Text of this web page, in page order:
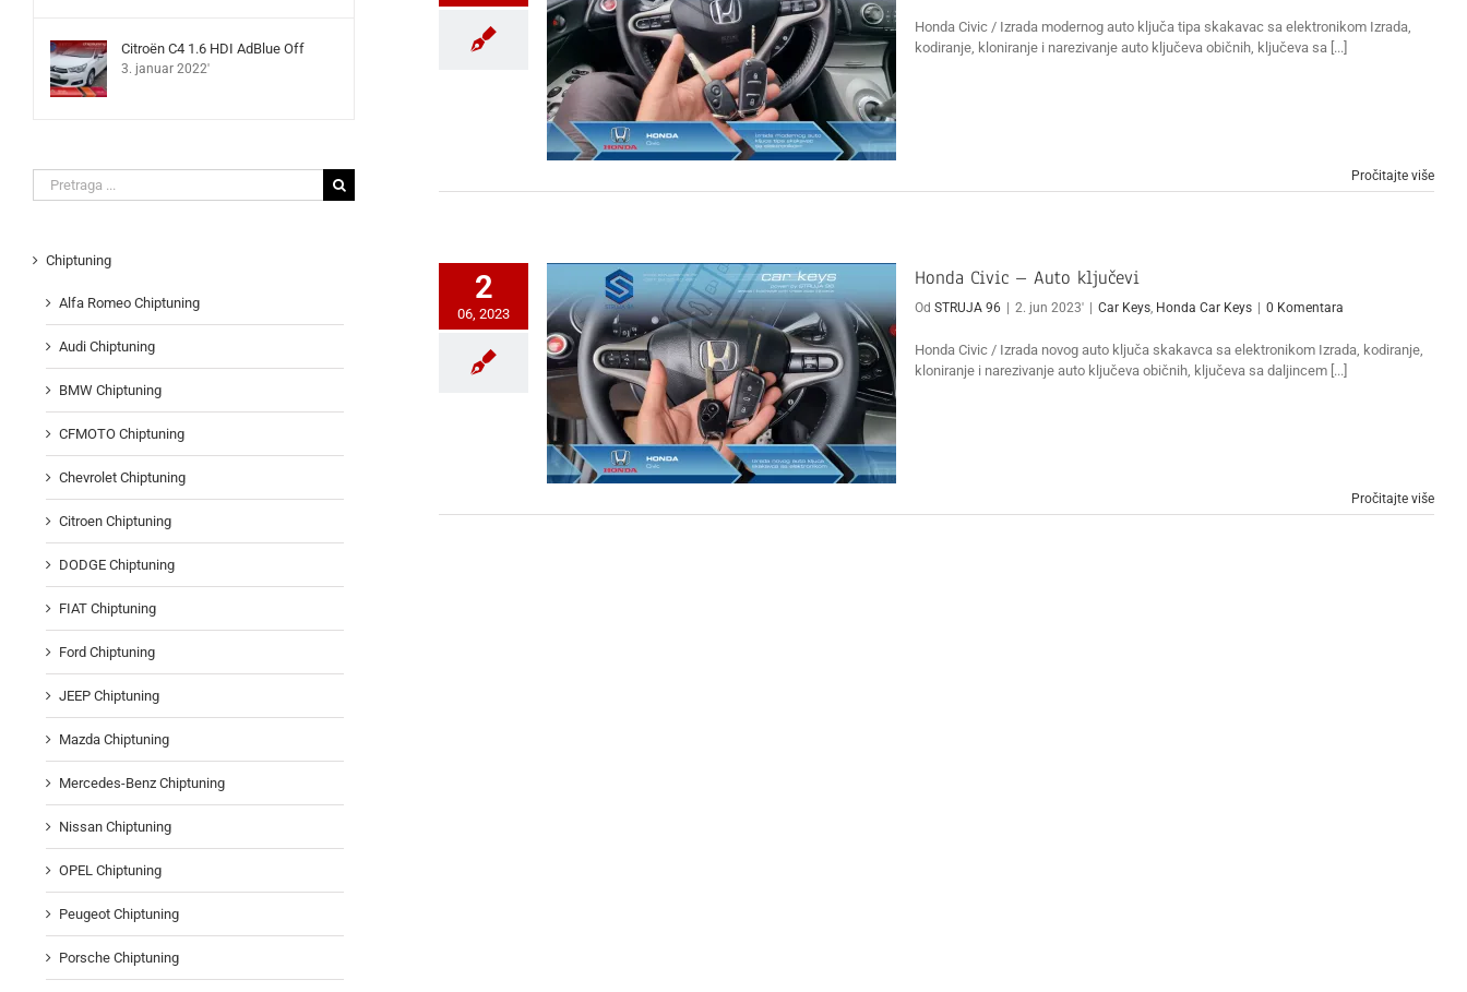
Honda Civic / Izrada modernog auto ključa tipa skakavac sa elektronikom Izrada,
kodiranje, kloniranje i narezivanje auto ključeva običnih, ključeva sa [...]
Pročitajte više
2
06, 2023
Honda Civic – Auto ključevi
OdSTRUJA 96 2. jun 2023' Car Keys, Honda Car Keys 0 Komentara
Honda Civic / Izrada novog auto ključa skakavca sa elektronikom Izrada, kodiranje,
kloniranje i narezivanje auto ključeva običnih, ključeva sa daljincem [...]
Pročitajte više
Citroën C4 1.6 HDI AdBlue Off
3. januar 2022'
Search
for:
Chiptuning
Alfa Romeo Chiptuning
Audi Chiptuning
BMW Chiptuning
CFMOTO Chiptuning
Chevrolet Chiptuning
Citroen Chiptuning
DODGE Chiptuning
FIAT Chiptuning
Ford Chiptuning
JEEP Chiptuning
Mazda Chiptuning
Mercedes-Benz Chiptuning
Nissan Chiptuning
OPEL Chiptuning
Peugeot Chiptuning
Porsche Chiptuning